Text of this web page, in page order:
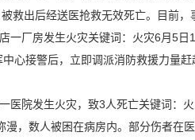
救出后经送医抢救无效死亡。目前
一厂房发生火灾关键词：火灾6月5
心接警后，立即调派消防救援力量
医院发生火灾，致3人死亡关键词：
漫，数人被困在病房内。部分伤者在